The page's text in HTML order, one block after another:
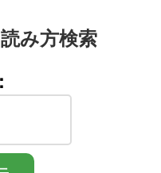
み方検索